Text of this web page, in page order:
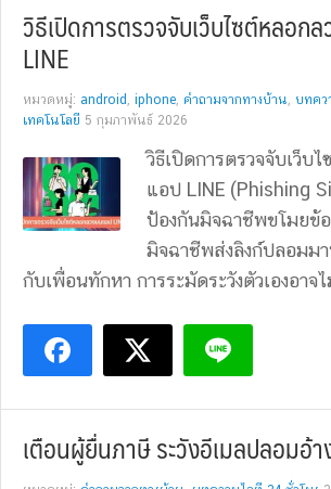
วิธีเปิดการตรวจจับเว็บไซต์หลอก
LINE
หมวดหมู่: android , iphone, คำถามจากทางบ้าน, บทคว
เทคโนโลยี 5 กุมภาพันธ์ 2026
วิธีเปิดการตรวจจับเว็บ
แอป LINE (Phishing
ป้องกันมิจฉาชีพขโมยข้
มิจฉาชีพส่งลิงก์ปลอมม
กับเพื่อนทักหา การระมัดระวังตัวเองอาจ
เตือนผู้ยื่นภาษี ระวังอีเมลปลอมอ้